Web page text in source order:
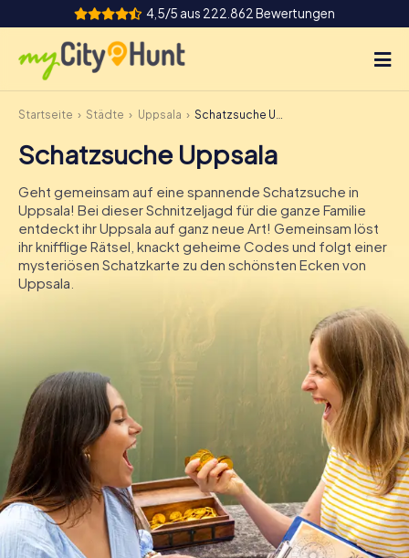
4,5/5 aus 222.862 Bewertungen
So funktioniert's
Städte
Touren
Teamevent
Tickets
DE
IE
IT
Tickets buchen
Gutscheine bestellen
Startseite Städte Uppsala Schatzsuche Uppsala
Schatzsuche Uppsala
Geht gemeinsam auf eine spannende Schatzsuche in
Uppsala! Bei dieser Schnitzeljagd für die ganze Familie
entdeckt ihr Uppsala auf ganz neue Art! Gemeinsam löst
ihr knifflige Rätsel, knackt geheime Codes und folgt einer
mysteriösen Schatzkarte zu den schönsten Ecken von
Uppsala.